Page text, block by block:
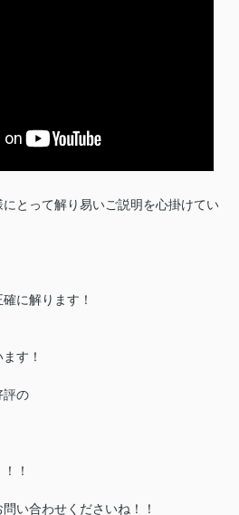
とって解り易いご説明を心掛けてい
に解ります！
す！
評の
！
い合わせくださいね！！